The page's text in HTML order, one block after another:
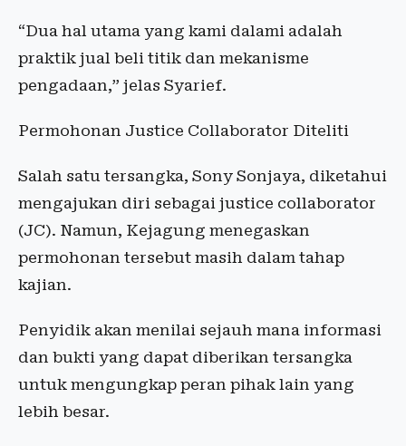
“Dua hal utama yang kami dalami adalah
praktik jual beli titik dan mekanisme
pengadaan,” jelas Syarief.
Permohonan Justice Collaborator Diteliti
Salah satu tersangka, Sony Sonjaya, diketahui
mengajukan diri sebagai justice collaborator
(JC). Namun, Kejagung menegaskan
permohonan tersebut masih dalam tahap
kajian.
Penyidik akan menilai sejauh mana informasi
dan bukti yang dapat diberikan tersangka
untuk mengungkap peran pihak lain yang
lebih besar.